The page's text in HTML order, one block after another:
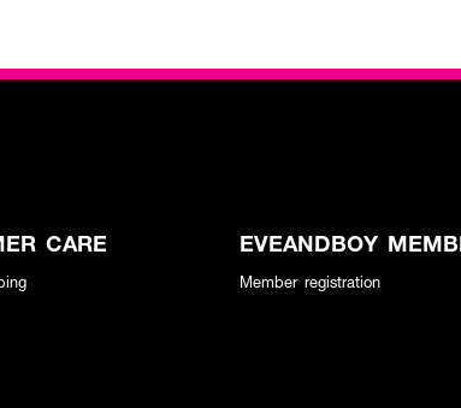
CARE EVEANDBOY
Member registration